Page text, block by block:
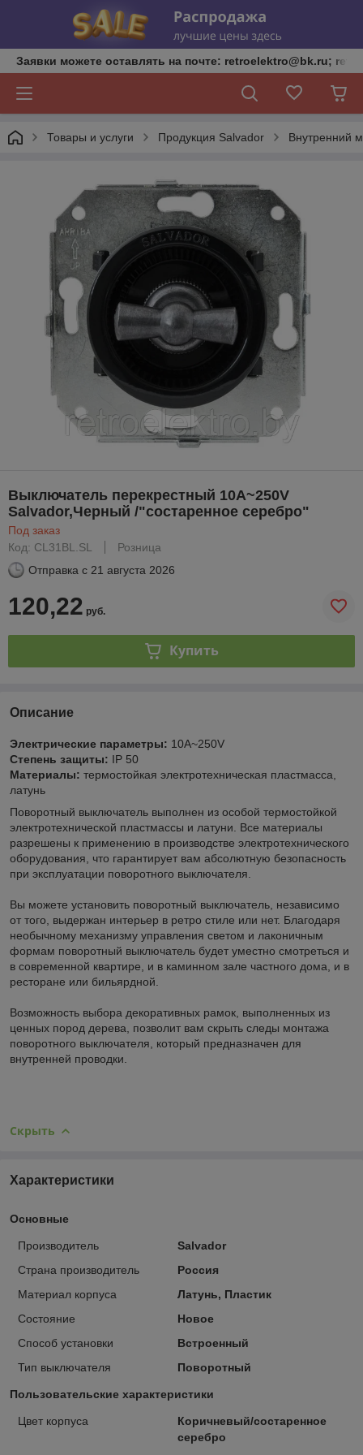
Заявки можете оставлять на почте: retroelektro@bk.ru;
Товары и услуги Продукция Salvador Внутренний
Выключатель перекрестный 10А~250V
Salvador,Черный /"состаренное серебро"
Под заказ
Код: CL31BL.SL
Розница
Отправка с 21 августа 2026
120,22 руб.
Купить
Описание
Электрические параметры: 10А~250V
Степень защиты: IP 50
Материалы: термостойкая электротехническая пластмасса,
латунь
Поворотный выключатель выполнен из особой термостойкой
электротехнической пластмассы и латуни. Все материалы
разрешены к применению в производстве электротехнического
оборудования, что гарантирует вам абсолютную безопасность
при эксплуатации поворотного выключателя.
Вы можете установить поворотный выключатель, независимо
от того, выдержан интерьер в ретро стиле или нет. Благодаря
необычному механизму управления светом и лаконичным
формам поворотный выключатель будет уместно смотреться и
в современной квартире, и в каминном зале частного дома, и в
ресторане или бильярдной.
Возможность выбора декоративных рамок, выполненных из
ценных пород дерева, позволит вам скрыть следы монтажа
поворотного выключателя, который предназначен для
внутренней проводки.
Скрыть
Характеристики
Основные
Производитель
Salvador
Страна производитель
Россия
Материал корпуса
Латунь, Пластик
Состояние
Новое
Способ установки
Встроенный
Тип выключателя
Поворотный
Пользовательские характеристики
Цвет корпуса
Коричневый/состаренное
серебро